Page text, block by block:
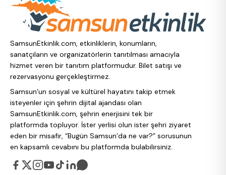
SamsunEtkinlik.com, etkinliklerin, konumların,
sanatçıların ve organizatörlerin tanıtılması amacıyla
hizmet veren bir tanıtım platformudur. Bilet satışı ve
rezervasyonu gerçekleştirmez.
Samsun’un sosyal ve kültürel hayatını takip etmek
isteyenler için şehrin dijital ajandası olan
SamsunEtkinlik.com, şehrin enerjisini tek bir
platformda topluyor. İster yerlisi olun ister şehri ziyaret
eden bir misafir, “Bugün Samsun’da ne var?” sorusunun
en kapsamlı cevabını bu platformda bulabilirsiniz.